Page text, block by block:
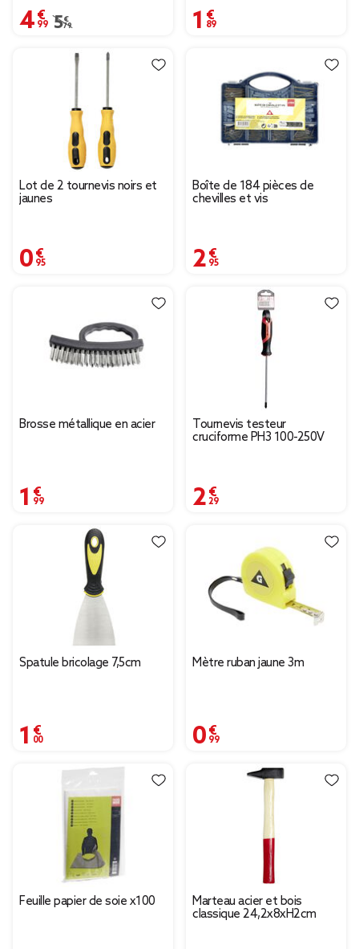
4,99 €
Prix remisé de 5,79 € à 4,99 €
5,79 €
1,89 €
Lot de 2 tournevis noirs et
jaunes
0,95 €
Boîte de 184 pièces de
chevilles et vis
2,95 €
Brosse métallique en acier
1,99 €
Tournevis testeur
cruciforme PH3 100-250V
2,29 €
Spatule bricolage 7,5cm
1,00 €
Mètre ruban jaune 3m
0,99 €
Feuille papier de soie x100
Marteau acier et bois
classique 24,2x8xH2cm